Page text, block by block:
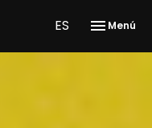
ES Menú